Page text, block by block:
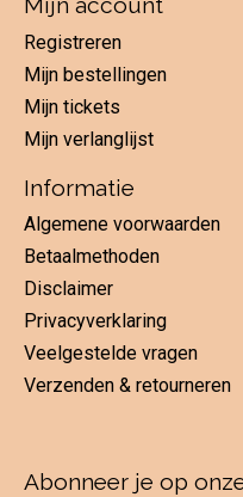
Registreren
Mijn bestellingen
Mijn tickets
Mijn verlanglijst
Informatie
Algemene voorwaarden
Betaalmethoden
Disclaimer
Privacyverklaring
Veelgestelde vragen
Verzenden & retourneren
Abonneer je op